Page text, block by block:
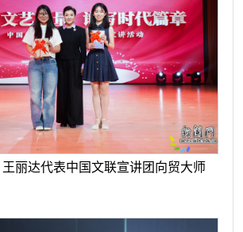
丽达代表中国文联宣讲团向贸大师